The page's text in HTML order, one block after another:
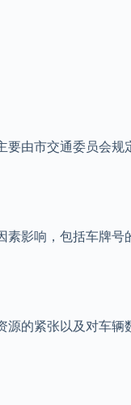
由市交通委员会
影响，包括车牌
的紧张以及对车辆